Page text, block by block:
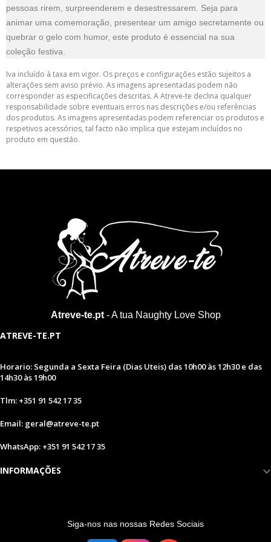
pessoas rirem, surpreenderem e desestressarem. Seja para
animar uma comemoração, presentear um amigo secretamente ou
quebrar o gelo com humor, este produto é essencial na sua
coleção festiva.
Iva incluído à taxa em vigor. Os preços e configurações estão sujeitos a
alterações sem aviso prévio. As imagens apresentadas podem não
corresponder as especificações descritas. A Atreve-te declina qualquer
responsabilidade sobre eventuais erros nas descrições e/ou referências
dos produtos. As imagens apresentadas podem referenciar os produtos e
respetivos acessórios, tal facto não implica que estejam incluídos no
produto em questão.
Atreve-te.pt- A tua Naughty Love Shop
ATREVE-TE.PT
Horario: Segunda a Sexta Feira (Dias Uteis) das 10h00 às 12h30 e das
14h30 às 19h00
Tlm: +351 91 542 17 35
Email: geral@atreve-te.pt
WhatsApp: +351 91 542 17 35
INFORMAÇÕES
Siga-nos nas nossas Redes Sociais